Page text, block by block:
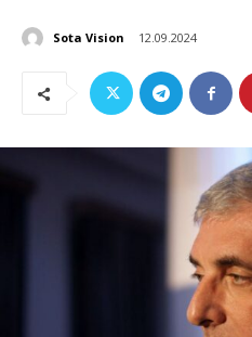
Sota Vision 12.09.2024